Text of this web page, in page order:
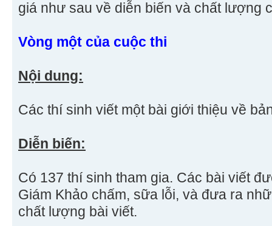
giá như sau về diễn biến và chất lượng
Vòng một của cuộc thi
Nội dung:
Các thí sinh viết một bài giới thiệu về
Diễn biến:
Có 137 thí sinh tham gia. Các bài viết
Giám Khảo chấm, sữa lỗi, và đưa ra
chất lượng bài viết.